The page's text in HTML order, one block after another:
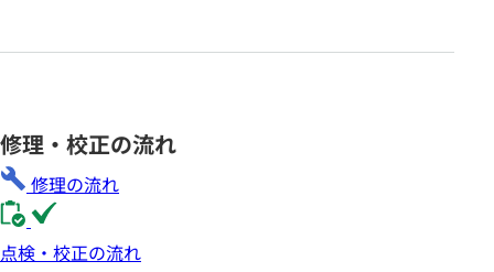
修理・校正の流れ
修理の流れ
点検・校正の流れ